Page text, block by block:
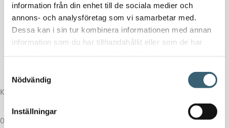
information från din enhet till de sociala medier och
annons- och analysföretag som vi samarbetar med.
Dessa kan i sin tur kombinera informationen med annan
information som du har tillhandahållit eller som de har
Nödvändig
Inställningar
Kontakt
013-39 30 90